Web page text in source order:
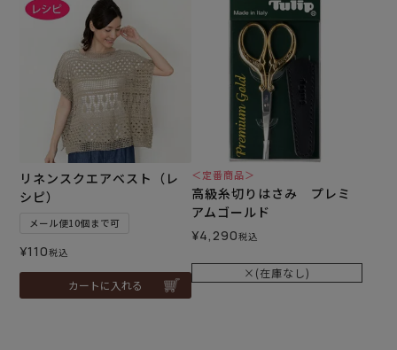
リネンスクエアベスト（レ
シピ）
メール便10個まで可
¥110税込
カートに入れる
＜定番商品＞
高級糸切りはさみ プレミ
アムゴールド
¥4,290税込
×(在庫なし)